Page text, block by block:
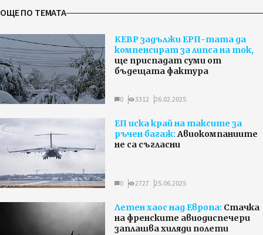
ОЩЕ ПО ТЕМАТА
КЕВР задължи ЕРП-тата да
компенсират за липса на ток,
ще приспадат суми от
бъдещата фактура
0 3312 26.02.2025
ЕП иска край на таксите за
ръчен багаж:Авиокомпаниите
не са съгласни
0 2727 25.06.2025
Летен хаос над Европа: Стачка
на френските авиодиспечери
заплашва хиляди полети